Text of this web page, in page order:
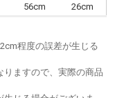
56cm 26cm
程度の誤差が生じる
ますので、実際の商品